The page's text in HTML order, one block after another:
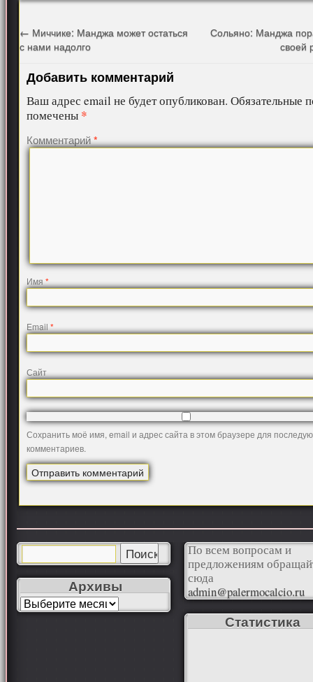
← Миччике: Манджа может остаться
с нами надолго
Сольяно: Манджа
своей
Добавить комментарий
Ваш адрес email не будет опубликован. Обязательные
помечены *
Комментарий*
Имя*
Email*
Сайт
Сохранить моё имя, email и адрес сайта в этом браузере для
комментариев.
Архивы
По всем вопросам и
предложениям
сюда
admin@palermocalcio.ru
Статистика